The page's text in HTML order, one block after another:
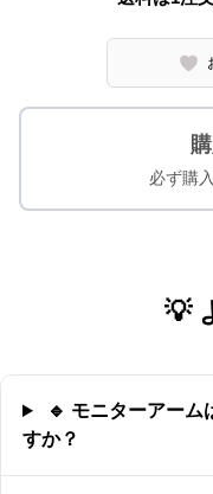
必ず購
💡
🔹 モニターアーム
すか？